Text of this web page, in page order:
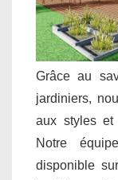
Grâce au
jardiniers,
aux styles et
Notre
disponible